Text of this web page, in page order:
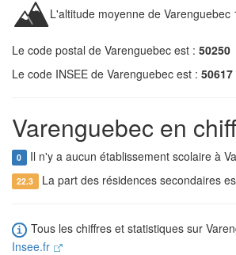
L'altitude moyenne de Varenguebec
Le code postal de Varenguebec est : 50250
Le code INSEE de Varenguebec est : 50617
Varenguebec en
0 Il n'y a aucun établissement scolaire à
22.3 La part des résidences secondaires
Tous les chiffres et statistiques sur
Insee.fr